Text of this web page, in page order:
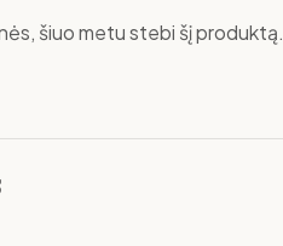
šiuo metu stebi šį produktą.